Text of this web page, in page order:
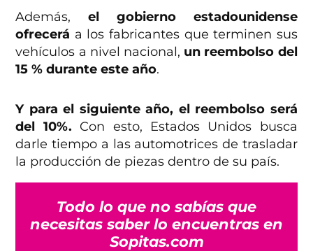
Además,el gobierno estadounidense
ofrecerá a los fabricantes que terminen sus
vehículos a nivel nacional, un reembolso del
15 % durante este año.
Y para el siguiente año, el reembolso será
del 10%. Con esto, Estados Unidos busca
darle tiempo a las automotrices de trasladar
la producción de piezas dentro de su país.
Todo lo que no sabías que
necesitas saber lo encuentras en
Sopitas.com